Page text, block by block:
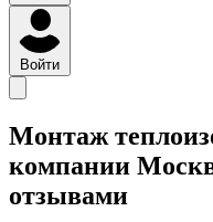
Войти
Монтаж
компании
отзывами